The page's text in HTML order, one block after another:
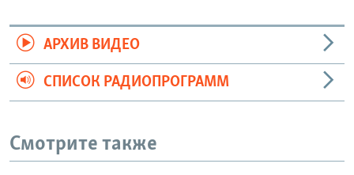
АРХИВ ВИДЕО
СПИСОК РАДИОПРОГРАММ
Смотрите также